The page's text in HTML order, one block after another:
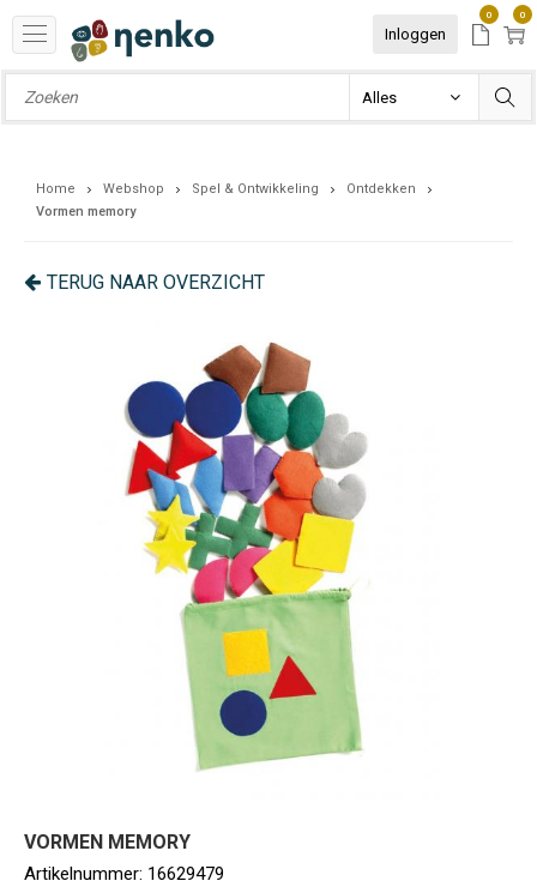
Inloggen
0 0
Home Webshop Spel & Ontwikkeling
Ontdekken
Vormen memory
TERUG NAAR OVERZICHT
VORMEN MEMORY
Artikelnummer: 16629479